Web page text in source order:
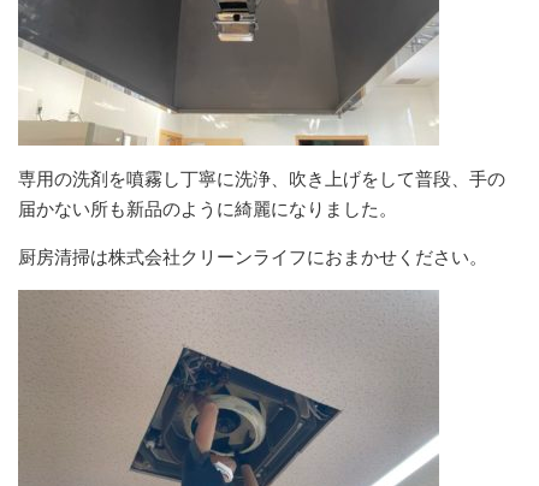
専用の洗剤を噴霧し丁寧に洗浄、吹き上げをして普段、手の
届かない所も新品のように綺麗になりました。
厨房清掃は株式会社クリーンライフにおまかせください。